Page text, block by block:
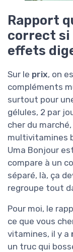
Rapport
correct si
effets
Sur le prix, on
compléments
surtout pour
gélules, 2 par
cher du
multivitamines
Uma Bonjour
compare à un
séparé, là, ça
regroupe tout
Pour moi, le
ce que vous
vitamines, il y a
un truc qui